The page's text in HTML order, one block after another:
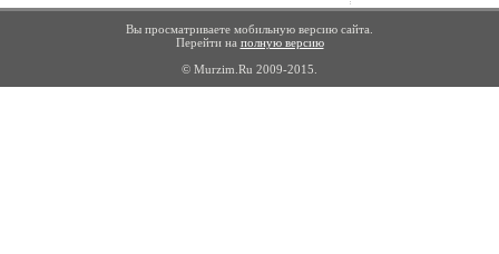
Вы просматриваете мобильную версию сайта.
Перейти на полную версию
© Murzim.Ru 2009-2015.